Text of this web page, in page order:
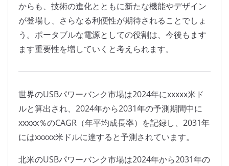
からも、技術の進化とともに新たな機能やデザイン
が登場し、さらなる利便性が期待されることでしょ
う。ポータブルな電源としての役割は、今後もます
ます重要性を増していくと考えられます。
世界のUSBパワーバンク市場は2024年にxxxxx米ド
ルと算出され、2024年から2031年の予測期間中に
xxxxx％のCAGR（年平均成長率）を記録し、2031年
にはxxxxx米ドルに達すると予測されています。
北米のUSBパワーバンク市場は2024年から2031年の